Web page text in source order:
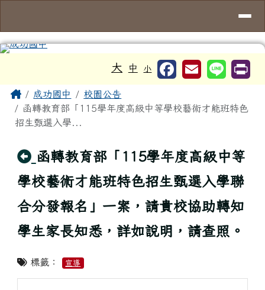
大 中 小
主內容區域
Home成功國中
校園公告
函轉教育部「115學年度高級中等學校藝術才能班特色
招生甄選入學...
回上頁
函轉教育部「115學年度高級中等
學校藝術才能班特色招生甄選入學聯
合分發報名」一案，請貴校協助轉知
學生家長知悉，詳如說明，請查照。
標籤： 宣導
頁尾區域